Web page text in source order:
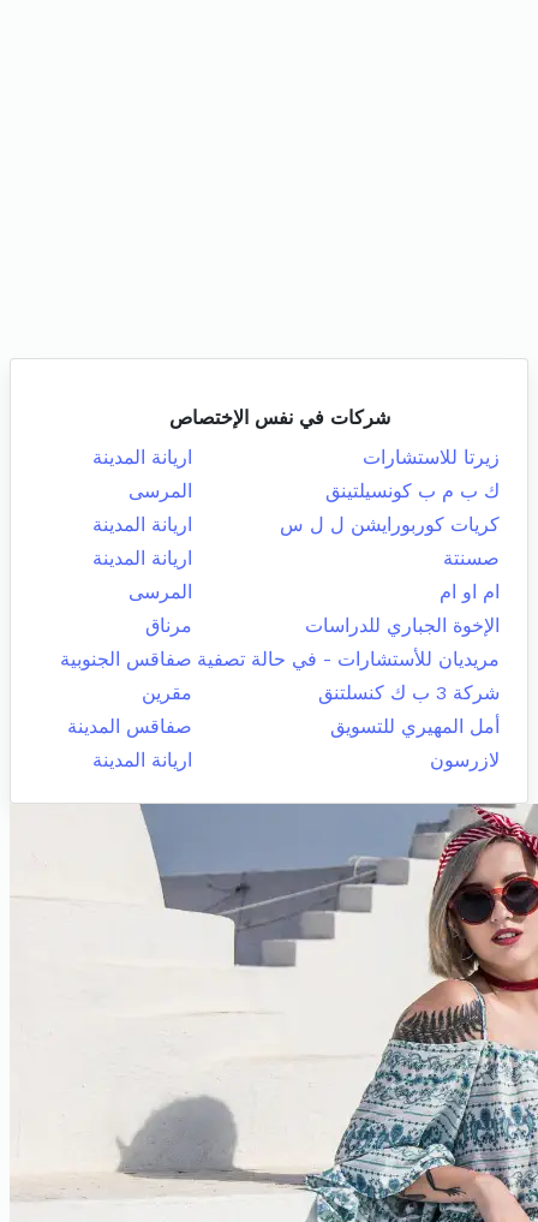
شركات في نفس الإختصاص
زيرتا للاستشارات
اريانة المدينة
ك ب م ب كونسيلتينق
المرسى
كريات كوربورايشن ل ل س
اريانة المدينة
صسنتة
اريانة المدينة
ام او ام
المرسى
الإخوة الجباري للدراسات
مرناق
مريديان للأستشارات - في حالة تصفية صفاقس الجنوبية
شركة 3 ب ك كنسلتنق
مقرين
أمل المهيري للتسويق
صفاقس المدينة
لازرسون
اريانة المدينة